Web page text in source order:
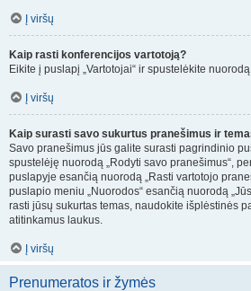
Į viršų
Kaip rasti konferencijos vartotoją?
Eikite į puslapį „Vartotojai“ ir spustelėkite
Į viršų
Kaip surasti savo sukurtus pranešimus ir
Savo pranešimus jūs galite surasti pagrindinio
spustelėję nuorodą „Rodyti savo pranešimus“,
puslapyje esančią nuorodą „Rasti vartotojo
puslapio meniu „Nuorodos“ esančią nuorodą
rasti jūsų sukurtas temas, naudokite išplėstinės
atitinkamus laukus.
Į viršų
Prenumeratos ir žymės